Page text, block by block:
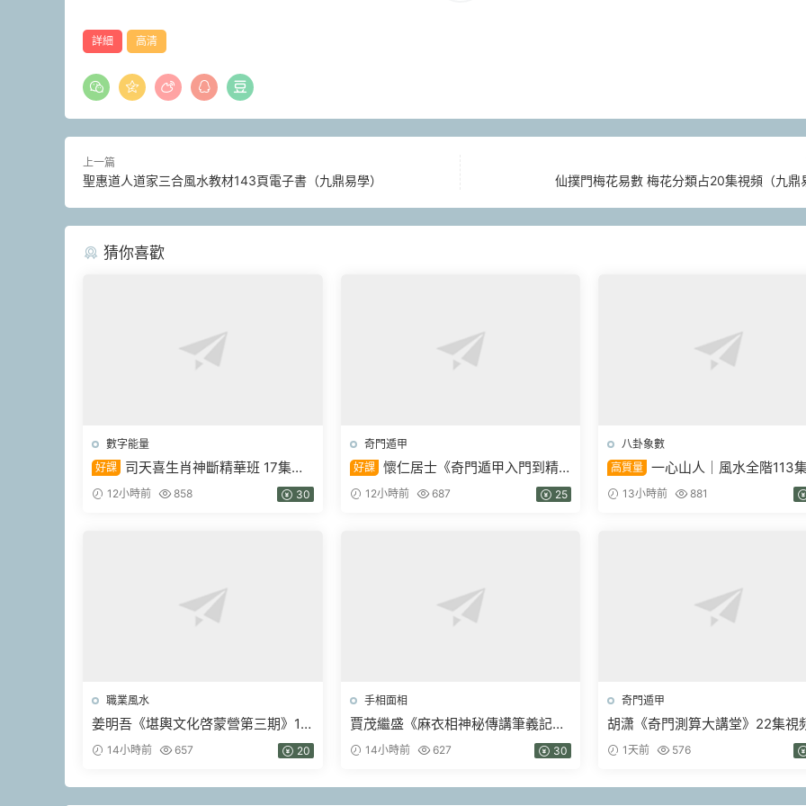
詳細 高清
上一篇
聖惠道人道家三合風水教材143頁電子書（九鼎易學） 仙撲門梅花易數 梅花分類占20集視頻（九鼎
猜你喜歡
數字能量
好課
司天喜生肖神斷精華班 17集視
頻 12小時前 858 30
奇門遁甲
好課
懷仁居士《奇門遁甲入門到精
通》教學視頻32集
12小時前 687 25
八卦象數
高質量
一心山人｜風水全階113
統課，從入門到實戰一套學完
13小時前 881
職業風水
姜明吾《堪輿文化啓蒙營第三期》17
集視頻
14小時前 657 20
手相面相
賈茂繼‬盛《麻衣相神‬秘傳講筆義‬記
+麻衣神相藝四‬通玄高面階‬相篇》2本
pdf
14小時前 627 30
奇門遁甲
胡潇《奇門測算大講堂》22集視
1天前 576